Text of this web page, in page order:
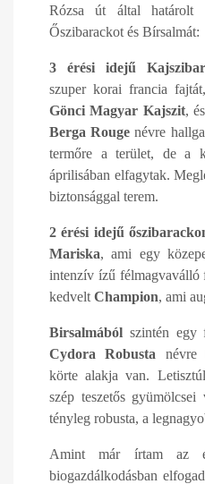
Rózsa út által határolt
Őszibarackot és Bírsalmát:
3 érési idejű
szuper korai francia
Gönci Magyar Kajszit,
Berga Rouge névre
termőre a terület, de a
áprilisában elfagytak.
biztonsággal terem.
2 érési idejű
Mariska, ami egy
intenzív ízű félmagvaválló
kedvelt Champion, ami
Birsalmából szintén egy
Cydora Robusta névre
körte alakja van.
szép teszetős
tényleg robusta, a
Amint már írtam az
biogazdálkodásban